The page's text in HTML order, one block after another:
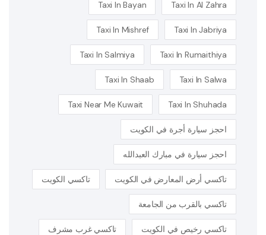
Taxi In Al Zahra
Taxi In Bayan
Taxi In Jabriya
Taxi In Mishref
Taxi In Rumaithiya
Taxi In Salmiya
Taxi In Salwa
Taxi In Shaab
Taxi In Shuhada
Taxi Near Me Kuwait
احجز سيارة أجرة في الكويت
احجز سيارة في مبارك العبدالله
تاكسي أرض المعارض في الكويت تاكسي الكويت
تاكسي بالقرب من الجامعة
تاكسي رخيص في الكويت تاكسي غرب مشرف